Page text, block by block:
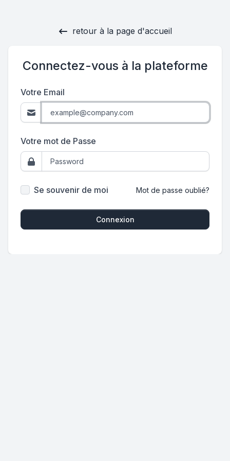
retour à la page d'accueil
Connectez-vous à la plateforme
Votre Email
Votre mot de Passe
Se souvenir de moi Mot de passe oublié?
Connexion